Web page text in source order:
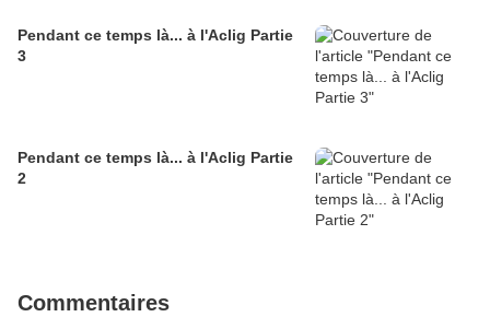
Pendant ce temps là... à l'Aclig Partie
3
Pendant ce temps là... à l'Aclig Partie
2
Commentaires